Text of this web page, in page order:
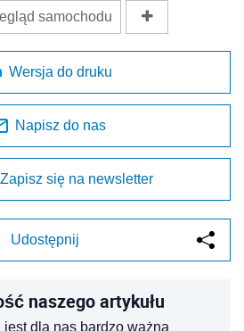
samochodu
Wersja do druku
Napisz do nas
Zapisz się na newsletter
Udostępnij
naszego artykułu
dla nas bardzo ważna